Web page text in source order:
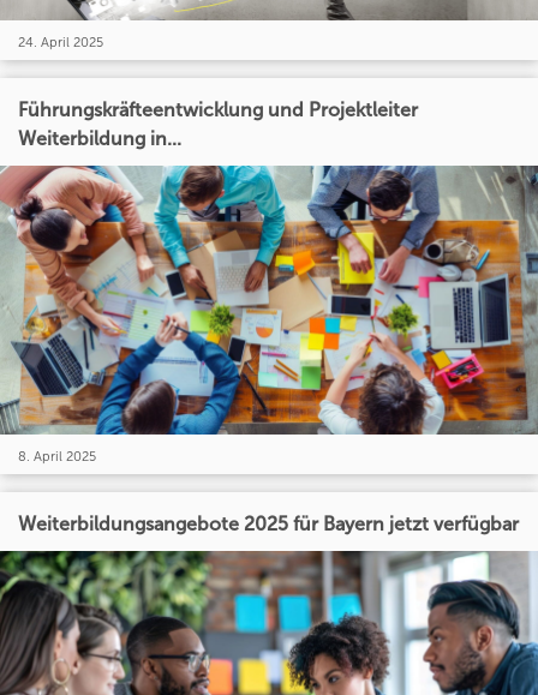
24. April 2025
Führungskräfteentwicklung und Projektleiter
Weiterbildung in...
8. April 2025
Weiterbildungsangebote 2025 für Bayern jetzt verfügbar